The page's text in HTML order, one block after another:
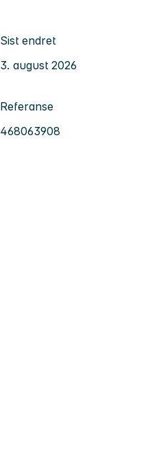
Sist endret
3. august 2026
Referanse
468063908